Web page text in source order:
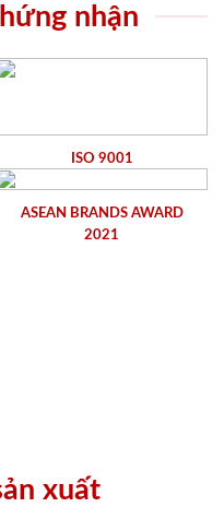
nhận
ISO 9001
ASEAN BRANDS AWARD
2021
xuất